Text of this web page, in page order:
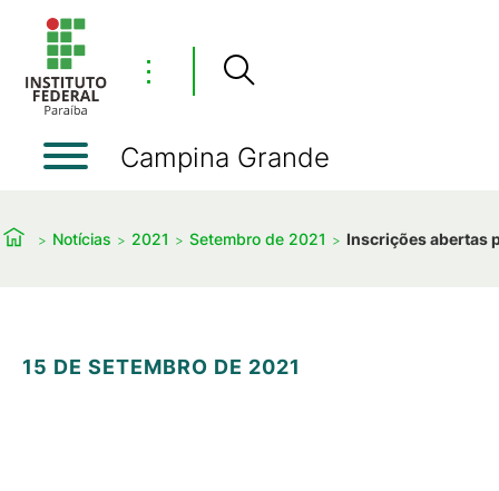
⋮
Campina Grande
Notícias 2021 Setembro de 2021 Inscrições abertas
15 DE SETEMBRO DE 2021